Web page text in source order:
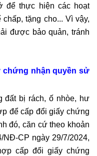
để thực hiện các hoạt
tặng cho... Vì vậy,
được bảo quản, tránh
chứng nhận quyền sử
đất bị rách, ố nhòe, hư
để cấp đổi giấy chứng
đó, căn cứ theo khoản
CP ngày 29/7/2024,
cấp đổi giấy chứng